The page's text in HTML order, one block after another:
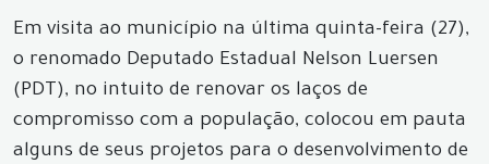
Em visita ao município na última quinta-feira (27),
o renomado Deputado Estadual Nelson Luersen
(PDT), no intuito de renovar os laços de
compromisso com a população, colocou em pauta
alguns de seus projetos para o desenvolvimento de